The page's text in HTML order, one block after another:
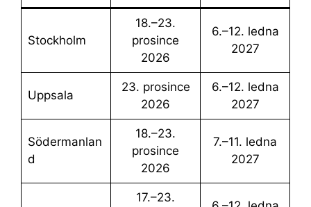
Stockholm
18.–23.
prosince
2026
6.–12. ledna
2027
Uppsala
23. prosince
2026
6.–12. ledna
2027
Södermanlan
d
18.–23.
prosince
2026
7.–11. ledna
2027
17.–23.